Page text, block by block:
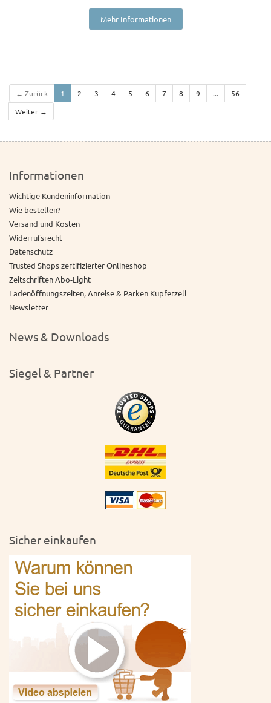
Mehr Informationen
← Zurück 1 2 3 4 5 6 7 8 9 ...
56
Weiter →
Informationen
Wichtige Kundeninformation
Wie bestellen?
Versand und Kosten
Widerrufsrecht
Datenschutz
Trusted Shops zertifizierter Onlineshop
Zeitschriften Abo-Light
Ladenöffnungszeiten, Anreise & Parken Kupferzell
Newsletter
News & Downloads
Siegel & Partner
Sicher einkaufen